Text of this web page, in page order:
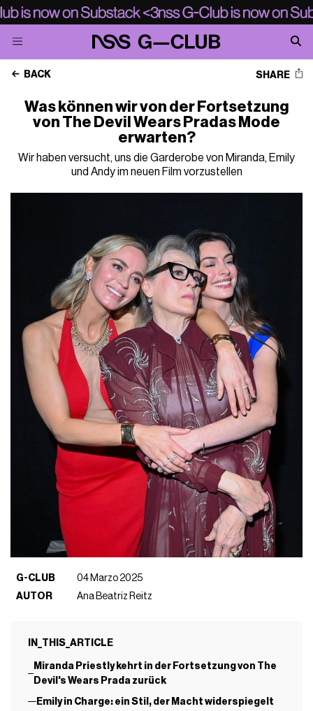
BACK SHARE
Was können wir von der Fortsetzung
von The Devil Wears Pradas Mode
erwarten?
Wir haben versucht, uns die Garderobe von Miranda, Emily
und Andy im neuen Film vorzustellen
G-CLUB
04 Marzo 2025
AUTOR
Ana Beatriz Reitz
IN_THIS_ARTICLE
Miranda Priestly kehrt in der Fortsetzung von The
Devil's Wears Prada zurück
Emily in Charge: ein Stil, der Macht widerspiegelt